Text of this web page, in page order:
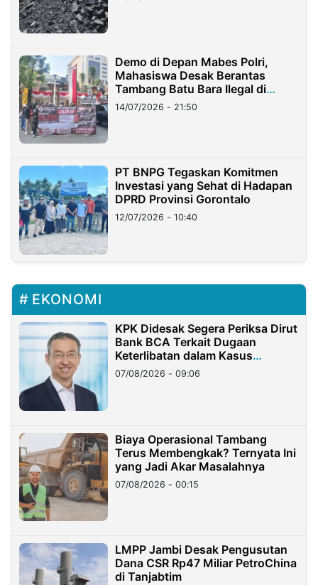
Demo di Depan Mabes Polri,
Mahasiswa Desak Berantas
Tambang Batu Bara Ilegal di
Lampung
14/07/2026 - 21:50
PT BNPG Tegaskan Komitmen
Investasi yang Sehat di Hadapan
DPRD Provinsi Gorontalo
12/07/2026 - 10:40
EKONOMI
KPK Didesak Segera Periksa Dirut
Bank BCA Terkait Dugaan
Keterlibatan dalam Kasus
Hilangnya Dana Nasabah Rp2,58
Miliar
07/08/2026 - 09:06
Biaya Operasional Tambang
Terus Membengkak? Ternyata Ini
yang Jadi Akar Masalahnya
07/08/2026 - 00:15
LMPP Jambi Desak Pengusutan
Dana CSR Rp47 Miliar PetroChina
di Tanjabtim